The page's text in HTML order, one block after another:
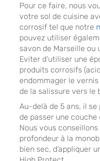
Pour ce faire, nous
votre sol de cuisine
corrosif tel que notre
pouvez utiliser
savon de Marseille ou
Eviter d’utiliser une
produits corrosifs
endommager le
de la salissure vers le
Au-delà de 5 ans, il
de passer une
Nous vous
profondeur à la
bien sec, d’appliquer